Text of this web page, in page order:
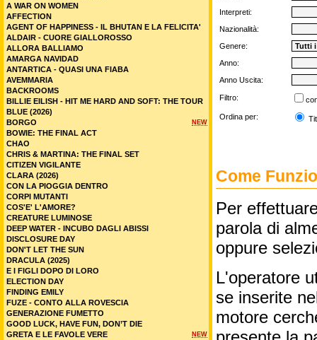
Interpreti:
Nazionalità:
Genere:
Anno:
Anno Uscita:
Filtro:
Ordina per:
Come
Per
parola di
oppure
L'operatore
se inserite
motore
A WAR ON WOMEN
AFFECTION
AGENT OF HAPPINESS - IL BHUTAN E LA FELICITA'
ALDAIR - CUORE GIALLOROSSO
ALLORA BALLIAMO
AMARGA NAVIDAD
ANTARTICA - QUASI UNA FIABA
AVEMMARIA
BACKROOMS
BILLIE EILISH - HIT ME HARD AND SOFT: THE TOUR
BLUE (2026)
NEW
BORGO
BOWIE: THE FINAL ACT
CHAO
CHRIS & MARTINA: THE FINAL SET
CITIZEN VIGILANTE
CLARA (2026)
CON LA PIOGGIA DENTRO
CORPI MUTANTI
COS'E' L'AMORE?
CREATURE LUMINOSE
DEEP WATER - INCUBO DAGLI ABISSI
DISCLOSURE DAY
DON'T LET THE SUN
DRACULA (2025)
E I FIGLI DOPO DI LORO
ELECTION DAY
FINDING EMILY
FUZE - CONTO ALLA ROVESCIA
GENERAZIONE FUMETTO
GOOD LUCK, HAVE FUN, DON’T DIE
NEW
GRETA E LE FAVOLE VERE